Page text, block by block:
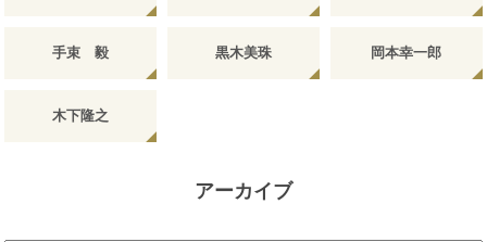
手束 毅 黒木美珠 岡本幸一郎
木下隆之
アーカイブ